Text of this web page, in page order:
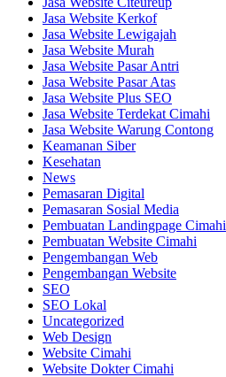
Jasa Website Kerkof
Jasa Website Lewigajah
Jasa Website Murah
Jasa Website Pasar Antri
Jasa Website Pasar Atas
Jasa Website Plus SEO
Jasa Website Terdekat Cimahi
Jasa Website Warung Contong
Keamanan Siber
Kesehatan
News
Pemasaran Digital
Pemasaran Sosial Media
Pembuatan Landingpage Cimahi
Pembuatan Website Cimahi
Pengembangan Web
Pengembangan Website
SEO
SEO Lokal
Uncategorized
Web Design
Website Cimahi
Website Dokter Cimahi